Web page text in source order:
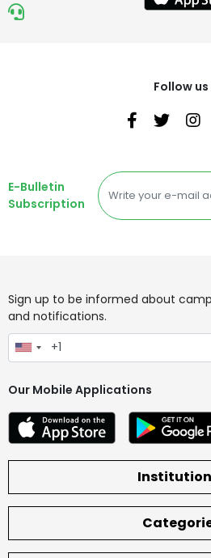
Follow us
E-Bulletin
Subscription
Sign up to be informed about
and notifications.
Our Mobile Applications